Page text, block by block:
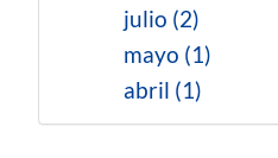
julio (2)
mayo (1)
abril (1)